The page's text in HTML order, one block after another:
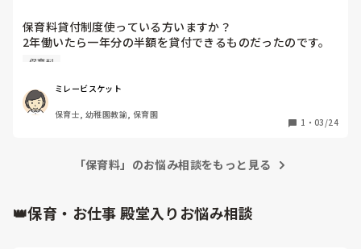
保育料貸付制度使っている方いますか？
2年働いたら一年分の半額を貸付できるものだったのです。
働き始めたときは2年も同じ市で続ける気なかったのでかな
す。
今申請すれば5ヶ月か６ヶ月分の半額しかもらえません。そ
して手続きがかなり大変です。あと、10月復帰だったので3
保育料
ミレービスケット
保育士, 幼稚園教諭, 保育園
1 ・ 03/24
「保育料」のお悩み相談をもっと見る
👑保育・お仕事 殿堂入りお悩み相談